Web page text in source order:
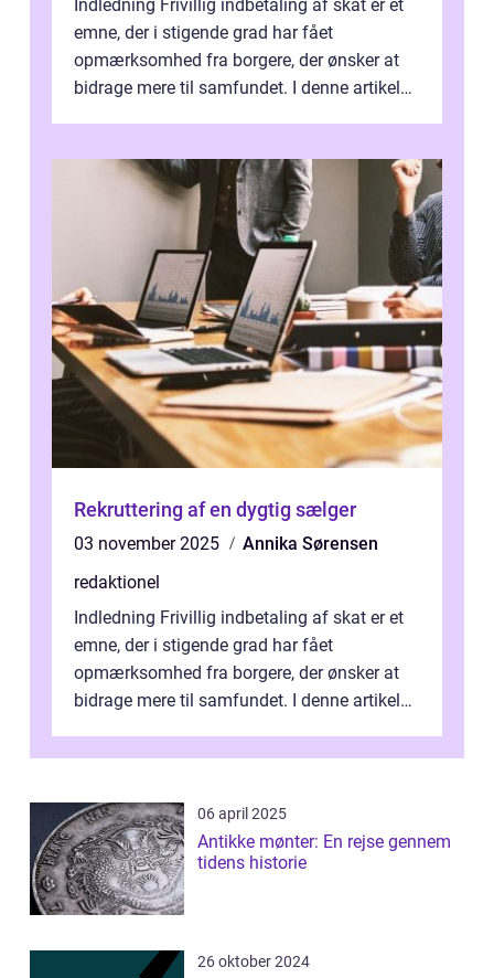
Indledning Frivillig indbetaling af skat er et
emne, der i stigende grad har fået
opmærksomhed fra borgere, der ønsker at
bidrage mere til samfundet. I denne artikel
Rekruttering af en dygtig sælger
03 november 2025
Annika Sørensen
redaktionel
Indledning Frivillig indbetaling af skat er et
emne, der i stigende grad har fået
opmærksomhed fra borgere, der ønsker at
bidrage mere til samfundet. I denne artikel
06 april 2025
Antikke mønter: En rejse gennem
tidens historie
26 oktober 2024